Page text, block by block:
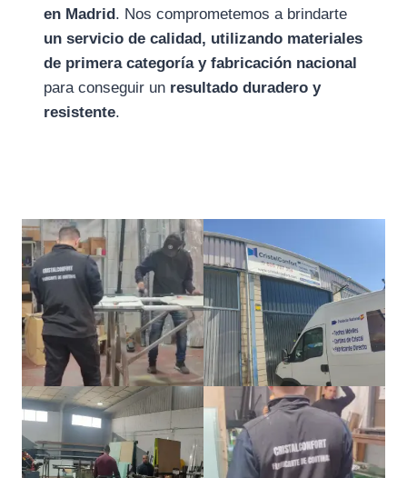
en Madrid . Nos comprometemos a brindarte
un servicio de calidad, utilizando materiales
de primera categoría y fabricación nacional
para conseguir un resultado duradero y
resistente.